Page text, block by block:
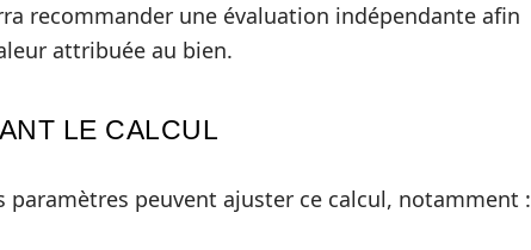
recommander une évaluation indépendante afin
attribuée au bien.
LE CALCUL
peuvent ajuster ce calcul, notamment :